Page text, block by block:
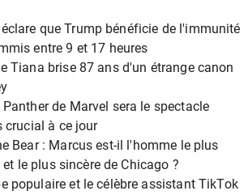
que Trump bénéficie de l'immunité
entre 9 et 17 heures
Tiana brise 87 ans d'un étrange canon
de Marvel sera le spectacle
crucial à ce jour
Bear : Marcus est-il l'homme le plus
le plus sincère de Chicago ?
populaire et le célèbre assistant TikTok